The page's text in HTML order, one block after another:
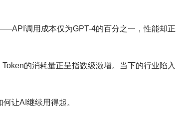
调用成本仅为GPT-4的百分之一，性能却正
的消耗量正呈指数级激增。当下的行业陷入
让AI继续用得起。